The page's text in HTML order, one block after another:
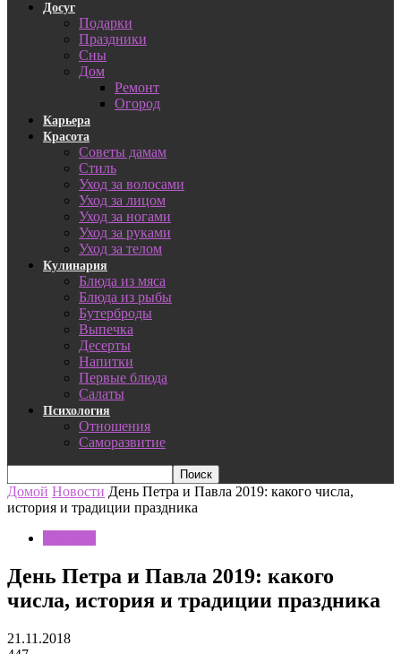
Досуг
Подарки
Праздники
Сны
Дом
Ремонт
Огород
Карьера
Красота
Советы дамам
Стиль
Уход за волосами
Уход за лицом
Уход за ногами
Уход за руками
Уход за телом
Кулинария
Блюда из мяса
Блюда из рыбы
Бутерброды
Выпечка
Десерты
Напитки
Первые блюда
Салаты
Психология
Отношения
Саморазвитие
Домой Новости День Петра и Павла 2019: какого числа,
история и традиции праздника
День Петра и Павла 2019: какого
числа, история и традиции праздника
21.11.2018